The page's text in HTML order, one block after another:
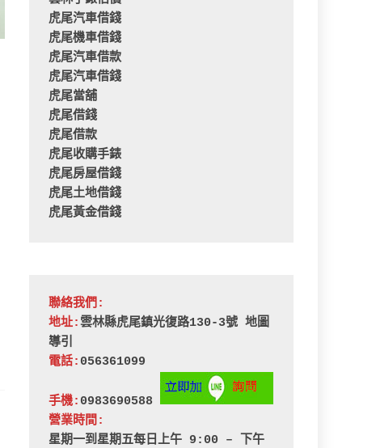
虎尾汽車借錢
虎尾機車借錢
虎尾汽車借款
虎尾汽車借錢
虎尾當舖
虎尾借錢
虎尾借款
虎尾收購手錶
虎尾房屋借錢
虎尾土地借錢
虎尾黃金借錢
聯絡我們:
地址:雲林縣虎尾鎮光復路130-3號 地圖
導引
電話: 056361099
手機: 0983690588
營業時間:
星期一到星期五每日上午 9:00 – 下午